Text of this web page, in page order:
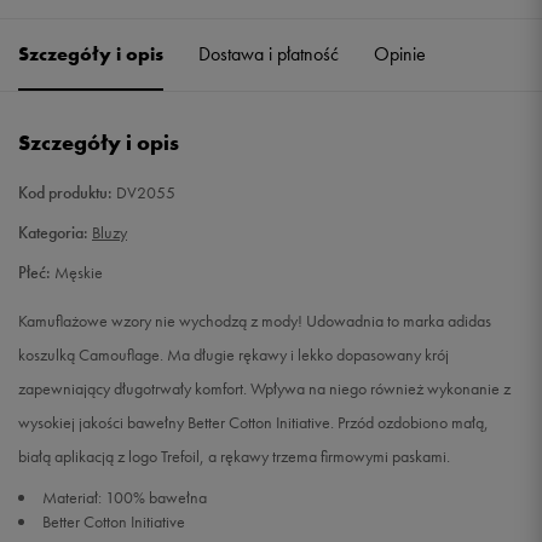
M Powiadom o dostępności
XXL
Szczegóły i opis Dostawa i płatność Opinie
Szczegóły i opis
Kod produktu: DV2055
Kategoria: Bluzy
Płeć: Męskie
Kamuflażowe wzory nie wychodzą z mody! Udowadnia to marka adidas
koszulką Camouflage. Ma długie rękawy i lekko dopasowany krój
zapewniający długotrwały komfort. Wpływa na niego również wykonanie z
wysokiej jakości bawełny Better Cotton Initiative. Przód ozdobiono małą,
białą aplikacją z logo Trefoil, a rękawy trzema firmowymi paskami.
Materiał: 100% bawełna
Better Cotton Initiative